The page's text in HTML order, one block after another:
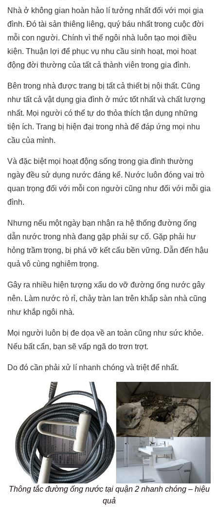
Nhà ở không gian hoàn hảo lí tưởng nhất đối với mọi gia
đình. Đó tài sản thiêng liêng, quý báu nhất trong cuộc đời
mỗi con người. Chính vì thế ngôi nhà luôn tạo mọi điều
kiện. Thuận lợi để phục vụ nhu cầu sinh hoạt, mọi hoạt
động đời thường của tất cả thành viên trong gia đình.
Bên trong nhà được trang bị tất cả thiết bị nội thất. Cũng
như tất cả vật dụng gia đình ở mức tốt nhất và chất lượng
nhất. Mọi người có thể tự do thỏa thích tận dụng những
tiện ích. Trang bị hiện đại trong nhà để đáp ứng mọi nhu
cầu của mình.
Và đặc biệt mọi hoạt động sống trong gia đình thường
ngày đều sử dụng nước đáng kể. Nước luôn đóng vai trò
quan trọng đối với mỗi con người cũng như đối với mỗi gia
đình.
Nhưng nếu một ngày bạn nhận ra hệ thống đường ống
dẫn nước trong nhà đang gặp phải sự cố. Gặp phải hư
hỏng trầm trọng, bị phá vỡ kết cấu bền vững. Dẫn đến hậu
quả vô cùng nghiêm trọng.
Gây ra nhiều hiện tượng xấu do vỡ đường ống nước gây
nên. Làm nước rò rỉ, chảy tràn lan trên khắp sàn nhà cũng
như khắp ngôi nhà.
Mọi người luôn bị đe dọa về an toàn cũng như sức khỏe.
Nếu bất cẩn, bạn sẽ vấp ngã do trơn trợt.
Do đó cần phải xử lí nhanh chóng và triệt để nhất.
Thông tắc đường ống nước tại quận 2 nhanh chóng – hiệu
quả